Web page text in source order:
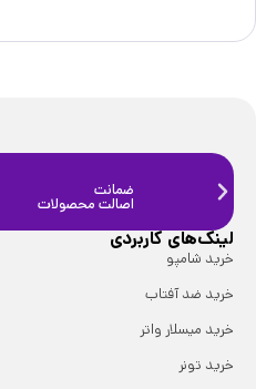
ضمانت
اصالت محصولات
لینک‌های کاربردی
خرید شامپو
خرید ضد آفتاب
خرید میسلار واتر
خرید تونر